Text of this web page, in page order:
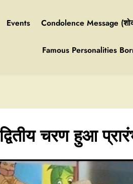
Events Condolence Message
Famous Personalities
चरण हुआ